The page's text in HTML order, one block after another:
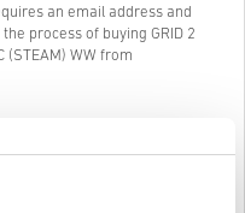
an email address and
process of buying GRID 2
(STEAM) WW from